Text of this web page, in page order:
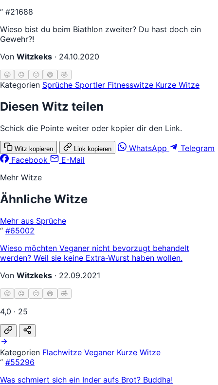
“ #21688
Wieso bist du beim Biathlon zweiter? Du hast doch ein
Gewehr?!
Von Witzkeks · 24.10.2020
🥱 😐 🙂 😄 🤣
Kategorien Sprüche Sportler Fitnesswitze Kurze Witze
Diesen Witz teilen
Schick die Pointe weiter oder kopier dir den Link.
Witz kopieren Link kopieren WhatsApp
Telegram
Facebook
E-Mail
Mehr Witze
Ähnliche Witze
Mehr aus Sprüche
“ #65002
Wieso möchten Veganer nicht bevorzugt behandelt
werden? Weil sie keine Extra-Wurst haben wollen.
Von Witzkeks · 22.09.2021
🥱 😐 🙂 😄 🤣
4,0 · 25
Kategorien Flachwitze Veganer Kurze Witze
“ #55296
Was schmiert sich ein Inder aufs Brot? Buddha!